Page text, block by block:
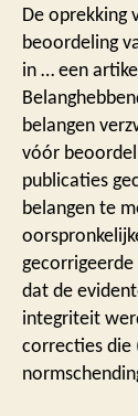
De oprekking
beoordeling
in … een
belangen
vóór
publicaties
belangen te
dat de
integriteit
correcties die